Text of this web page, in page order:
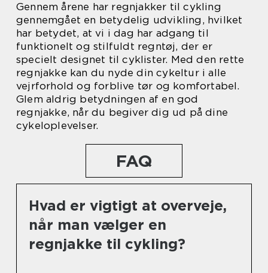
Gennem årene har regnjakker til cykling
gennemgået en betydelig udvikling, hvilket
har betydet, at vi i dag har adgang til
funktionelt og stilfuldt regntøj, der er
specielt designet til cyklister. Med den rette
regnjakke kan du nyde din cykeltur i alle
vejrforhold og forblive tør og komfortabel.
Glem aldrig betydningen af en god
regnjakke, når du begiver dig ud på dine
cykeloplevelser.
FAQ
Hvad er vigtigt at overveje,
når man vælger en
regnjakke til cykling?